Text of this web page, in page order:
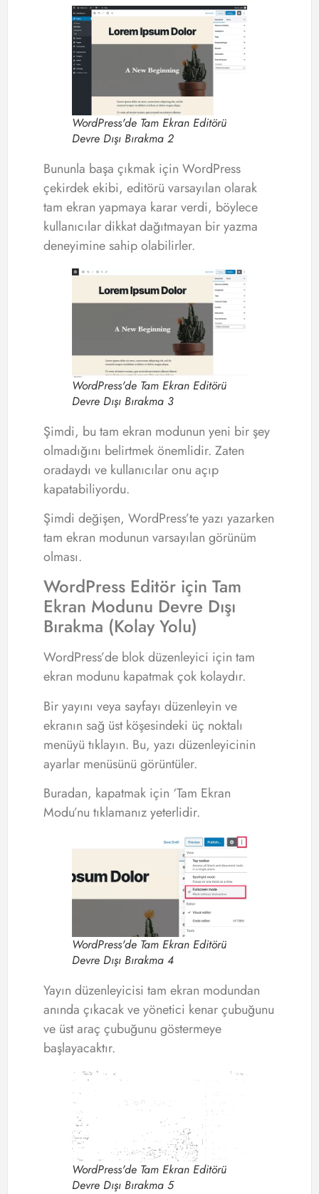
WordPress'de Tam Ekran Editörü
Devre Dışı Bırakma 2
Bununla başa çıkmak için WordPress
çekirdek ekibi, editörü varsayılan olarak
tam ekran yapmaya karar verdi, böylece
kullanıcılar dikkat dağıtmayan bir yazma
deneyimine sahip olabilirler.
WordPress'de Tam Ekran Editörü
Devre Dışı Bırakma 3
Şimdi, bu tam ekran modunun yeni bir şey
olmadığını belirtmek önemlidir. Zaten
oradaydı ve kullanıcılar onu açıp
kapatabiliyordu.
Şimdi değişen, WordPress’te yazı yazarken
tam ekran modunun varsayılan görünüm
olması.
WordPress Editör için Tam
Ekran Modunu Devre Dışı
Bırakma (Kolay Yolu)
WordPress’de blok düzenleyici için tam
ekran modunu kapatmak çok kolaydır.
Bir yayını veya sayfayı düzenleyin ve
ekranın sağ üst köşesindeki üç noktalı
menüyü tıklayın. Bu, yazı düzenleyicinin
ayarlar menüsünü görüntüler.
Buradan, kapatmak için ‘Tam Ekran
Modu’nu tıklamanız yeterlidir.
WordPress'de Tam Ekran Editörü
Devre Dışı Bırakma 4
Yayın düzenleyicisi tam ekran modundan
anında çıkacak ve yönetici kenar çubuğunu
ve üst araç çubuğunu göstermeye
başlayacaktır.
WordPress'de Tam Ekran Editörü
Devre Dışı Bırakma 5